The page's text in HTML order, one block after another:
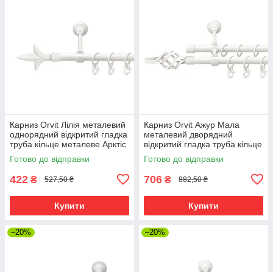
Карниз Orvit Лілія металевий
однорядний відкритий гладка
труба кільце металеве Арктіс
16 мм 120 см (00-00021357)
Готово до відправки
422 ₴ 527,50 ₴
Купити
Карниз Orvit Ажур Мала
металевий дворядний
відкритий гладка труба кільце
металеве Арктіс 16\16 мм
120 см (00-00021362)
Готово до відправки
706 ₴ 882,50 ₴
Купити
–20% –20%